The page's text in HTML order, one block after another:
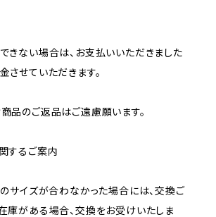
きない場合は、お支払いいただきました
させていただきます。
品のご返品はご遠慮願います。
するご案内
のサイズが合わなかった場合には、交換ご
庫がある場合、交換をお受けいたしま